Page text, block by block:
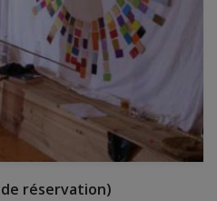
réservation)